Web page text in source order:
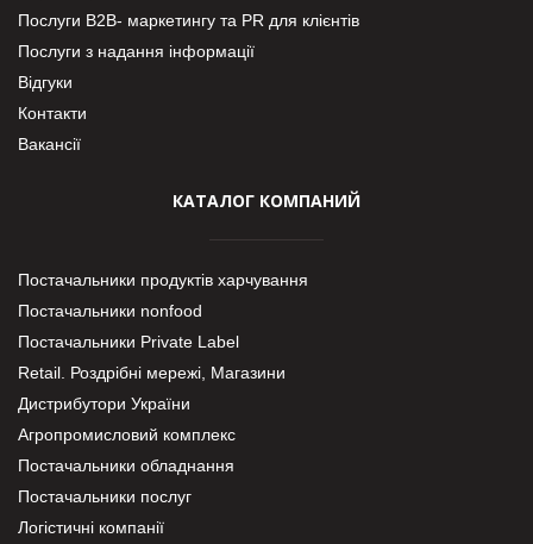
Послуги В2В- маркетингу та PR для клієнтів
Послуги з надання інформації
Відгуки
Контакти
Вакансії
КАТАЛОГ КОМПАНИЙ
Постачальники продуктів харчування
Постачальники nonfood
Постачальники Private Label
Retail. Роздрібні мережі, Магазини
Дистрибутори України
Агропромисловий комплекс
Постачальники обладнання
Постачальники послуг
Логістичні компанії